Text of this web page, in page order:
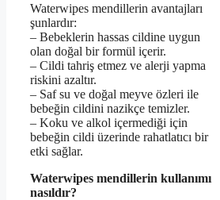
Waterwipes mendillerin avantajları
şunlardır:
– Bebeklerin hassas cildine uygun
olan doğal bir formül içerir.
– Cildi tahriş etmez ve alerji yapma
riskini azaltır.
– Saf su ve doğal meyve özleri ile
bebeğin cildini nazikçe temizler.
– Koku ve alkol içermediği için
bebeğin cildi üzerinde rahatlatıcı bir
etki sağlar.
Waterwipes mendillerin kullanımı
nasıldır?